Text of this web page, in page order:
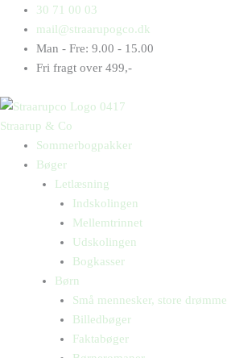
indholdet
30 71 00 03
mail@straarupogco.dk
Man - Fre: 9.00 - 15.00
Fri fragt over 499,-
Straarup & Co
Sommerbogpakker
Bøger
Letlæsning
Indskolingen
Mellemtrinnet
Udskolingen
Bogkasser
Børn
Små mennesker, store drømme
Billedbøger
Faktabøger
Products
search
Products
search
pelse
antal